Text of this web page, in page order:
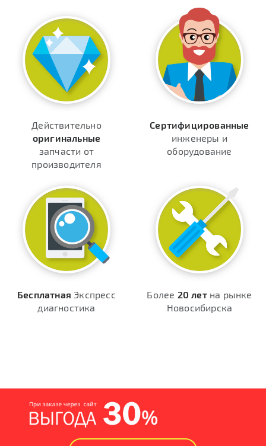
Действительно
оригинальные
запчасти от
производителя
Сертифицированные
инженеры и
оборудование
Бесплатная Экспресс
диагностика
Более 20 летна рынке
Новосибирска